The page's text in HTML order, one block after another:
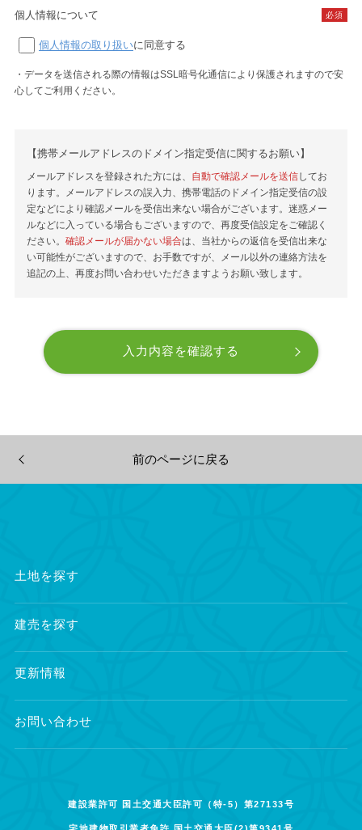
個人情報について 必須
個人情報の取り扱いに同意する
・データを送信される際の情報はSSL暗号化通信により保護されますので安
心してご利用ください。
【携帯メールアドレスのドメイン指定受信に関するお願い】
メールアドレスを登録された方には、 自動で確認メールを送信してお
ります。メールアドレスの誤入力、携帯電話のドメイン指定受信の設
定などにより確認メールを受信出来ない場合がございます。迷惑メー
ルなどに入っている場合もございますので、再度受信設定をご確認く
ださい。 確認メールが届かない場合は、当社からの返信を受信出来な
い可能性がございますので、お手数ですが、メール以外の連絡方法を
追記の上、再度お問い合わせいただきますようお願い致します。
前のページに戻る
土地を探す
建売を探す
更新情報
お問い合わせ
建設業許可 国土交通大臣許可（特-5）第27133号
宅地建物取引業者免許 国土交通大臣(2)第9341号